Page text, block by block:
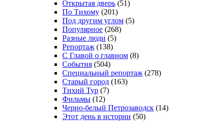
Открытая дверь (51)
По Тихому (201)
Под другим углом (5)
Популярное (268)
Разные люди (5)
Репортаж (138)
С Главой о главном (8)
События (504)
Специальный репортаж (278)
Старый город (163)
Тихий Тур (7)
Фильмы (12)
Черно-белый Петрозаводск (14)
Этот день в истории (50)